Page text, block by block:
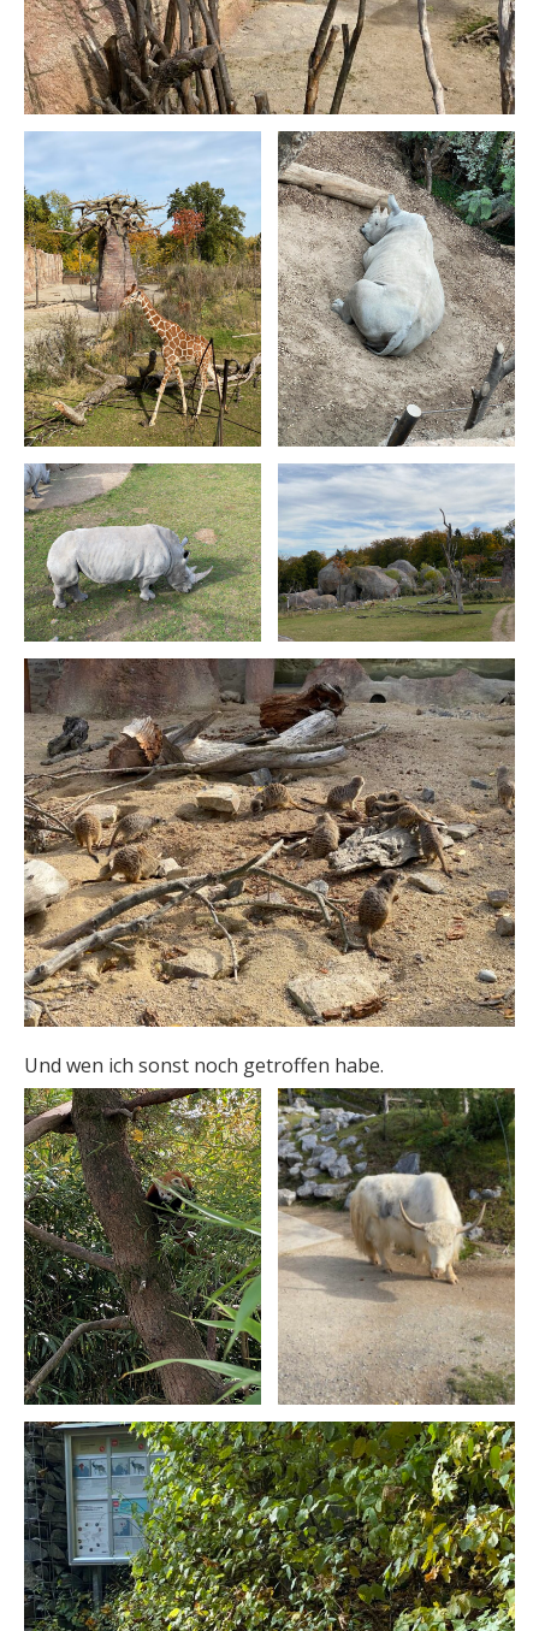
Und wen ich sonst noch getroffen habe.